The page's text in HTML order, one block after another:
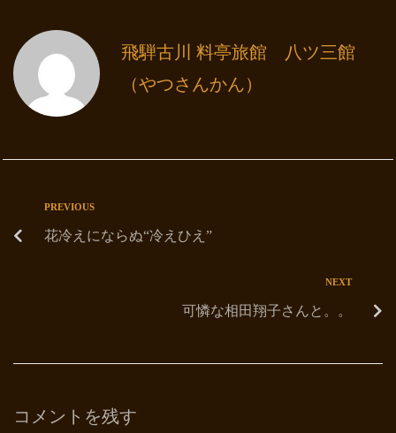
飛騨古川 料亭旅館 八ツ三館
（やつさんかん）
PREVIOUS
花冷えにならぬ“冷えひえ”
NEXT
可憐な相田翔子さんと。。
コメントを残す